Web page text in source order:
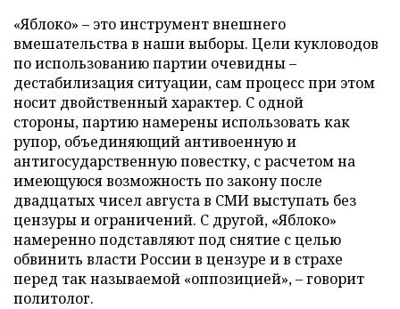
«Яблоко» – это инструмент внешнего
вмешательства в наши выборы. Цели кукловодов
по использованию партии очевидны –
дестабилизация ситуации, сам процесс при этом
носит двойственный характер. С одной
стороны, партию намерены использовать как
рупор, объединяющий антивоенную и
антигосударственную повестку, с расчетом на
имеющуюся возможность по закону после
двадцатых чисел августа в СМИ выступать без
цензуры и ограничений. С другой, «Яблоко»
намеренно подставляют под снятие с целью
обвинить власти России в цензуре и в страхе
перед так называемой «оппозицией», – говорит
политолог.